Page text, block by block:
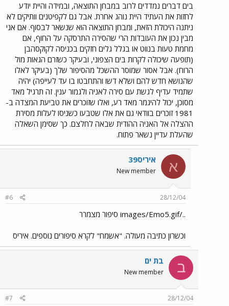
בים דברים נמדדים לרוב במבחן התוצאה, ובמידה והיית יודע
לחזות את העתיד היית נוהג אחרת. אבל גם לקפיטנים וותיקים לא
ניתנה היכולת הזאת, ומבחן התוצאה הוא שנשאר לבסוף. אם אני
מבין נכון את העובדות הרי שהסירה התרסקה על החוף, אם
מחמת טעות בנווט או בגלל גלים חזקים בכניסה לקוקסהבן
(תופעה שיכולה לקרות בים הצפוני, ובעיקר כשזרם הגאות מול
הרוח). אבל אסור שמוסר ההשכל מהסיפור שלך (בעיקר לאלו
שהנושא חדש להם ושלא דשו והתחבטו בו עד לעייפה) יהיה
שתמיד עדיף לגשת עם סירה לאניה ולגמור ענין. זה תרגיל מאד
מסוכן, יכול להיגמר מאד רע, ואלו שזוכרים את טביעת המצדה ב-
1981 זוכרים בוודאי גם את אלו שטבעו כשניסו לעלות מסירת
ההצלה אל האניה ההודית שבאה לחלצם. כך שסימן השאלה
שהעלת עדיין נשאר פתוח.
א איריס39
New member
28/12/04
#6
../images/Emo5.gif סיפור מצמרר
וכשרון כתיבה מעולה. "אשמח" לקרא סיפורים נוספים. איריס
ב בת ים
New member
28/12/04
#7